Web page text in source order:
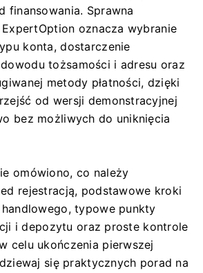
finansowania. Sprawna
oznacza wybranie
konta, dostarczenie
tożsamości i adresu oraz
metody płatności, dzięki
od wersji demonstracyjnej
bez możliwych do uniknięcia
omówiono, co należy
rejestracją, podstawowe kroki
typowe punkty
i depozytu oraz proste kontrole
celu ukończenia pierwszej
się praktycznych porad na